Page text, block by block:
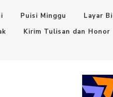
Puisi Minggu Layar
Kirim Tulisan dan Honor